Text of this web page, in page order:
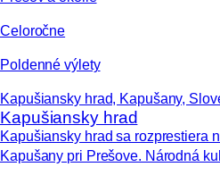
Celoročne
Poldenné výlety
Kapušiansky hrad, Kapušany,
Kapušiansky hrad
Kapušiansky hrad sa rozprestiera
Kapušany pri Prešove. Národná